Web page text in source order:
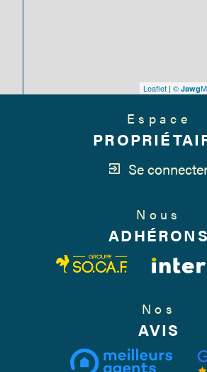
Leaflet | © Jawg
Espace
Se
Nous
ADHÉRONS
Nos
AVIS